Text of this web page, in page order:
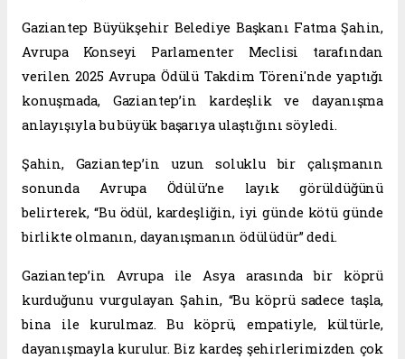
Gaziantep Büyükşehir Belediye Başkanı Fatma Şahin,
Avrupa Konseyi Parlamenter Meclisi tarafından
verilen 2025 Avrupa Ödülü Takdim Töreni'nde yaptığı
konuşmada, Gaziantep’in kardeşlik ve dayanışma
anlayışıyla bu büyük başarıya ulaştığını söyledi.
Şahin, Gaziantep’in uzun soluklu bir çalışmanın
sonunda Avrupa Ödülü’ne layık görüldüğünü
belirterek, “Bu ödül, kardeşliğin, iyi günde kötü günde
birlikte olmanın, dayanışmanın ödülüdür” dedi.
Gaziantep’in Avrupa ile Asya arasında bir köprü
kurduğunu vurgulayan Şahin, “Bu köprü sadece taşla,
bina ile kurulmaz. Bu köprü, empatiyle, kültürle,
dayanışmayla kurulur. Biz kardeş şehirlerimizden çok